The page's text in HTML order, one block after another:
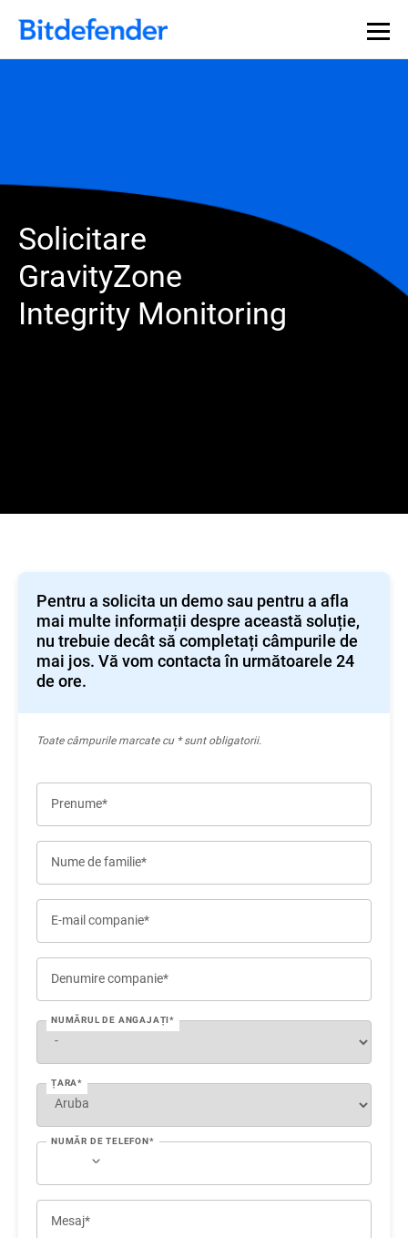
Solicitare
GravityZone
Integrity Monitoring
Pentru a solicita un demo sau pentru a afla
mai multe informații despre această soluție,
nu trebuie decât să completați câmpurile de
mai jos. Vă vom contacta în următoarele 24
de ore.
Toate câmpurile marcate cu * sunt obligatorii.
Prenume*
Nume de familie*
E-mail companie*
Denumire companie*
NUMĂRUL DE ANGAJAȚI*
ȚARA*
NUMĂR DE TELEFON*
Mesaj*